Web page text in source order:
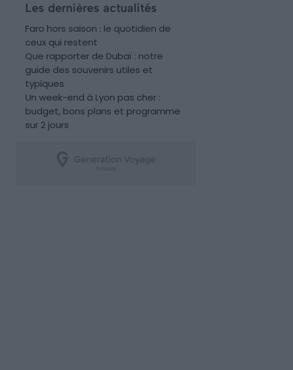
Les dernières actualités
Faro hors saison : le quotidien de
ceux qui restent
Que rapporter de Dubaï : notre
guide des souvenirs utiles et
typiques
Un week-end à Lyon pas cher :
budget, bons plans et programme
sur 2 jours